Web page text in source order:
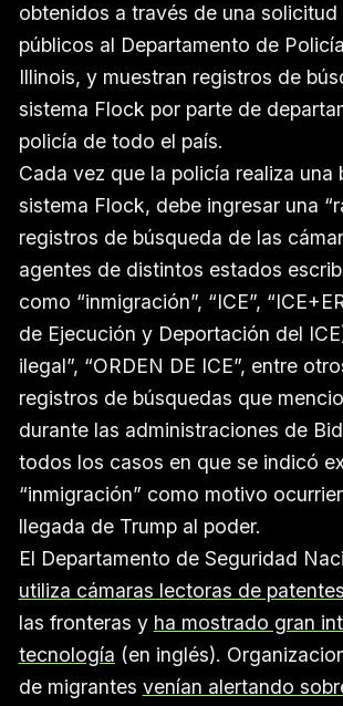
obtenidos a través de una
públicos al Departamento de
Illinois, y muestran registros de
sistema Flock por parte de
policía de todo el país.
Cada vez que la policía realiza una
sistema Flock, debe ingresar una
registros de búsqueda de las
agentes de distintos estados
como “inmigración”, “ICE”,
de Ejecución y Deportación del
ilegal”, “ORDEN DE ICE”, entre
registros de búsquedas que
durante las administraciones de
todos los casos en que se indicó
“inmigración” como motivo
llegada de Trump al poder.
El Departamento de Seguridad
utiliza cámaras lectoras de patentes
las fronteras y ha mostrado gran
tecnología (en inglés).
de migrantes venían alertando